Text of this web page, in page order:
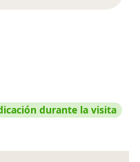
durante la visita